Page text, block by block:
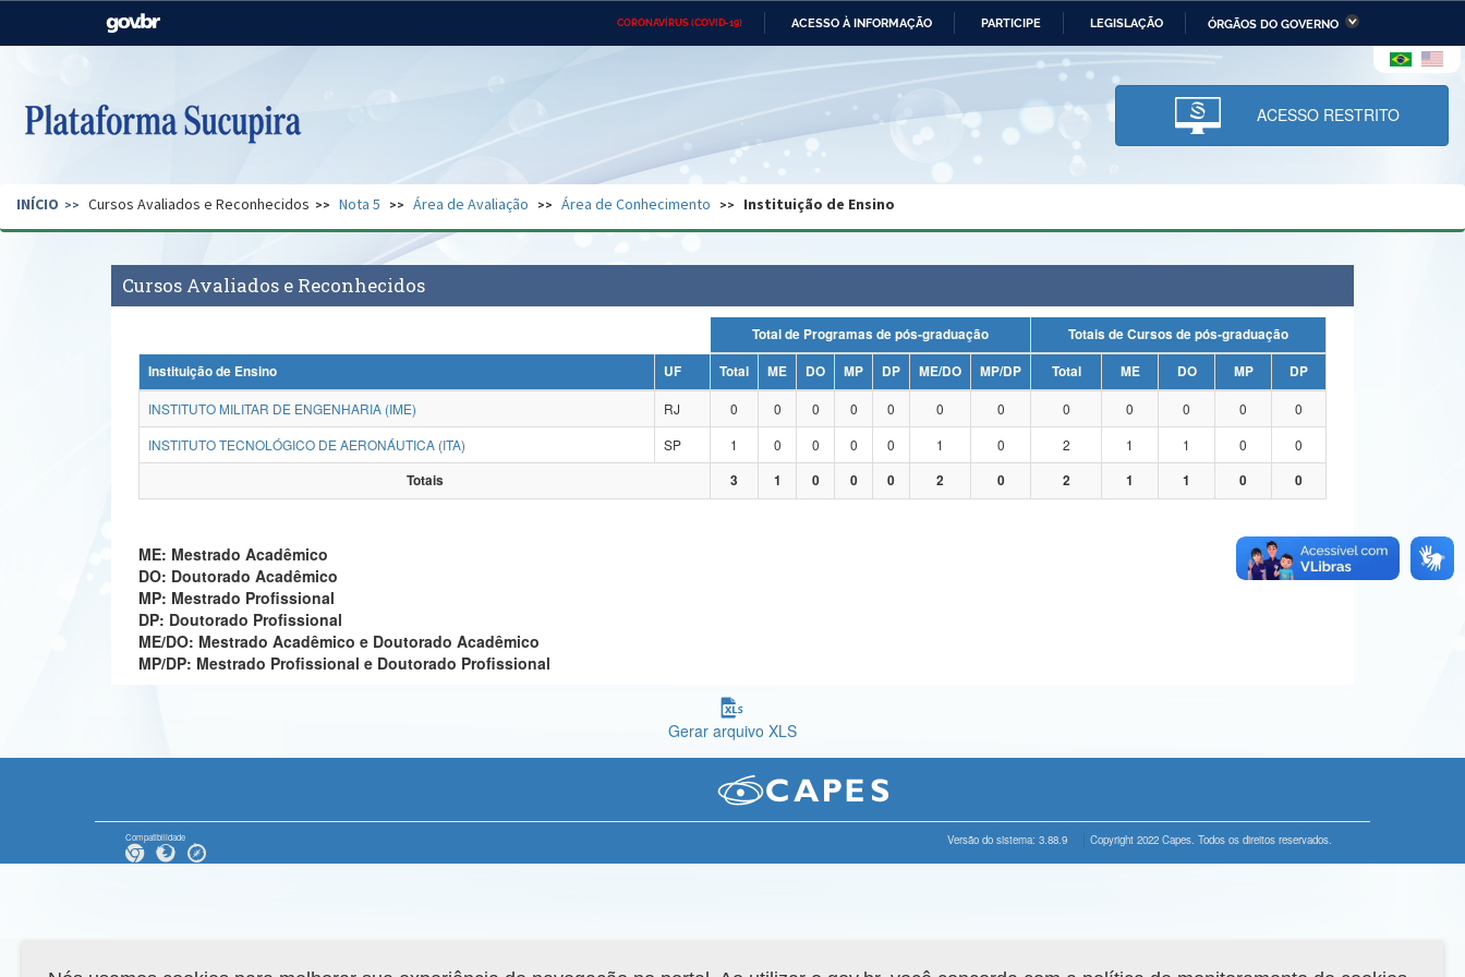
CORONAVÍRUS (COVID-19) ACESSO À INFORMAÇÃO PARTICIPE LEGISLAÇÃO ÓRGÃOS DO GOVERNO
Casa Civil Ministério das Relações Ministério da Economia Ministério da Infraestrutura
Pecuária e Abastecimento
Ministério da Ciência,
Tecnologia, Inovações e
Comunicações
Ministério do Desenvolvimento
Regional e dos Direitos Humanos
Secretaria de Governo Gabinete de Segurança Advocacia-Geral da União Banco Central do Brasil Planalto
ACESSO RESTRITO
INÍCIO Cursos Avaliados e Reconhecidos Nota 5 Área de Avaliação Área de Conhecimento Instituição de Ensino
Cursos Avaliados e Reconhecidos
Total de Programas de pós-graduação
Totais de Cursos de pós-graduação
Instituição de Ensino
UF Total ME DO MP DP ME/DO MP/DP Total ME DO MP
DP
INSTITUTO MILITAR DE ENGENHARIA (IME)
RJ 0 0 0 0 0 0 0 0 0 0 0
0
INSTITUTO TECNOLÓGICO DE AERONÁUTICA (ITA)
SP 1 0 0 0 0 1 0 2 1 1 0
0
Totais
3 1 0 0 0 2 0 2 1 1 0 0
ME: Mestrado Acadêmico
DO: Doutorado Acadêmico
MP: Mestrado Profissional
DP: Doutorado Profissional
ME/DO: Mestrado Acadêmico e Doutorado Acadêmico
MP/DP: Mestrado Profissional e Doutorado Profissional
Gerar arquivo XLS
Compatibilidade Versão do sistema: 3.88.9 Copyright 2022 Capes. Todos os direitos reservados.